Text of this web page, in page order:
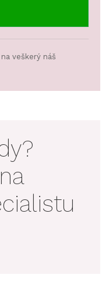
veškerý náš